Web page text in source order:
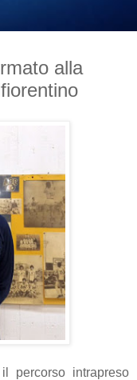
alla
percorso intrapreso